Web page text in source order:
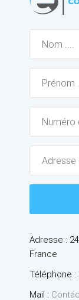
Adresse :
France
Téléphone :
Mail :